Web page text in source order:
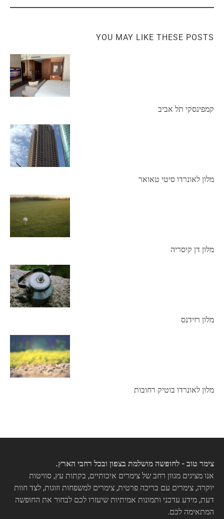
YOU MAY LIKE THESE POSTS
קמפינסקי תל אביב
מלון לאונרדו סיטי טאואר
מלון דן קיסריה
מלון רזידנס
מלון לאונרדו בוטיק רחובות
צימר טוב - לחופשה מושלמת בצפון ובכל רחבי הארץ.
אנו מציגים מגוון רחב של צימרים איכותיים, בקתות עץ, סוויטות
יוקרה, צימרים עם בריכה פרטית, צימרים למשפחות וזוגות, לצד חוות
דעת, מידע עדכני ותמונות אמיתיות שיעזרו לכם לבחור את החופשה
המתאימה לכם.